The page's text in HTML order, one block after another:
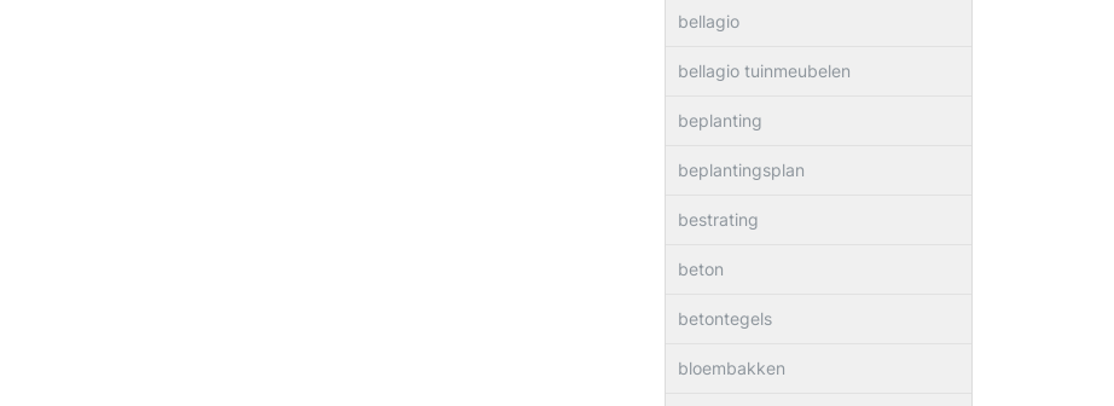
bellagio
bellagio tuinmeubelen
beplanting
beplantingsplan
bestrating
beton
betontegels
bloembakken